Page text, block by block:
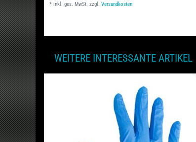
*inkl. ges. MwSt. zzgl.Versandkosten
WEITERE INTERESSANTE ARTIKEL